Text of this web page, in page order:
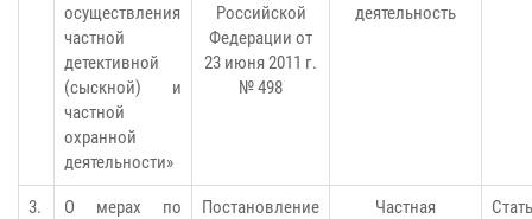
осуществления
частной
детективной
(сыскной) и
частной
охранной
деятельности»
Российской
Федерации от
23 июня 2011 г.
№ 498
деятельность
3.
О мерах по
Постановление
Частная